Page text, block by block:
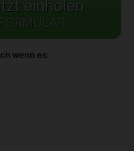
einholen
wenn es: